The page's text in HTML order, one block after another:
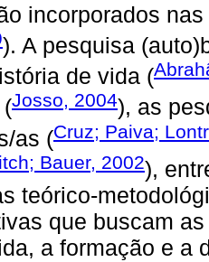
incorporados
). A pesquisa
de vida (
Josso, 2004), as
as (Cruz; Paiva;
Bauer, 2002),
teórico-
que buscam
a formação e a